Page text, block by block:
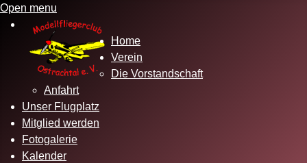
Open menu
Home
Verein
Die Vorstandschaft
Anfahrt
Unser Flugplatz
Mitglied werden
Fotogalerie
Kalender